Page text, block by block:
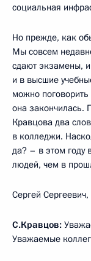
социальная
Но прежде, как
Мы совсем
сдают экзамены,
и в высшие
можно
она закончилась.
Кравцова два
в колледжи.
да? – в этом году
людей, чем в
Сергей
C.Кравцов:
Уважаемые